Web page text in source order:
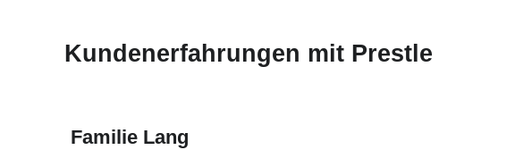
Kundenerfahrungen mit Prestle
Familie Lang